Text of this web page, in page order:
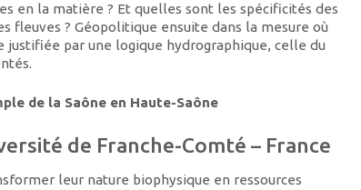
en la matière ? Et quelles sont les spécificités des
fleuves ? Géopolitique ensuite dans la mesure où
justifiée par une logique hydrographique, celle du
de la Saône en Haute-Saône
de Franche-Comté – France
leur nature biophysique en ressources